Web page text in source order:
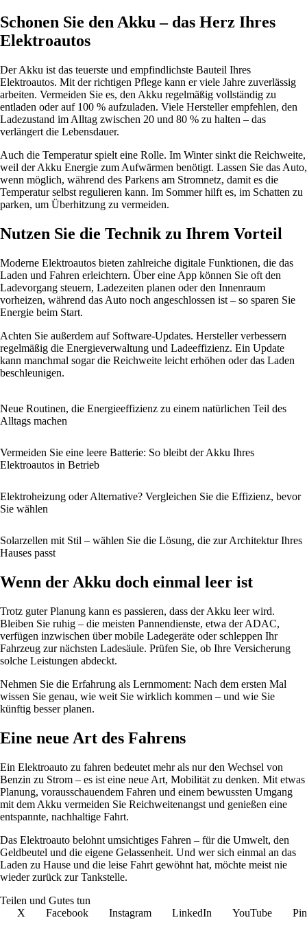
Schonen Sie den Akku – das Herz Ihres
Elektroautos
Der Akku ist das teuerste und empfindlichste Bauteil Ihres
Elektroautos. Mit der richtigen Pflege kann er viele Jahre zuverlässig
arbeiten. Vermeiden Sie es, den Akku regelmäßig vollständig zu
entladen oder auf 100 % aufzuladen. Viele Hersteller empfehlen, den
Ladezustand im Alltag zwischen 20 und 80 % zu halten – das
verlängert die Lebensdauer.
Auch die Temperatur spielt eine Rolle. Im Winter sinkt die Reichweite,
weil der Akku Energie zum Aufwärmen benötigt. Lassen Sie das Auto,
wenn möglich, während des Parkens am Stromnetz, damit es die
Temperatur selbst regulieren kann. Im Sommer hilft es, im Schatten zu
parken, um Überhitzung zu vermeiden.
Nutzen Sie die Technik zu Ihrem Vorteil
Moderne Elektroautos bieten zahlreiche digitale Funktionen, die das
Laden und Fahren erleichtern. Über eine App können Sie oft den
Ladevorgang steuern, Ladezeiten planen oder den Innenraum
vorheizen, während das Auto noch angeschlossen ist – so sparen Sie
Energie beim Start.
Achten Sie außerdem auf Software-Updates. Hersteller verbessern
regelmäßig die Energieverwaltung und Ladeeffizienz. Ein Update
kann manchmal sogar die Reichweite leicht erhöhen oder das Laden
beschleunigen.
Neue Routinen, die Energieeffizienz zu einem natürlichen Teil des
Alltags machen
Vermeiden Sie eine leere Batterie: So bleibt der Akku Ihres
Elektroautos in Betrieb
Elektroheizung oder Alternative? Vergleichen Sie die Effizienz, bevor
Sie wählen
Solarzellen mit Stil – wählen Sie die Lösung, die zur Architektur Ihres
Hauses passt
Wenn der Akku doch einmal leer ist
Trotz guter Planung kann es passieren, dass der Akku leer wird.
Bleiben Sie ruhig – die meisten Pannendienste, etwa der ADAC,
verfügen inzwischen über mobile Ladegeräte oder schleppen Ihr
Fahrzeug zur nächsten Ladesäule. Prüfen Sie, ob Ihre Versicherung
solche Leistungen abdeckt.
Nehmen Sie die Erfahrung als Lernmoment: Nach dem ersten Mal
wissen Sie genau, wie weit Sie wirklich kommen – und wie Sie
künftig besser planen.
Eine neue Art des Fahrens
Ein Elektroauto zu fahren bedeutet mehr als nur den Wechsel von
Benzin zu Strom – es ist eine neue Art, Mobilität zu denken. Mit etwas
Planung, vorausschauendem Fahren und einem bewussten Umgang
mit dem Akku vermeiden Sie Reichweitenangst und genießen eine
entspannte, nachhaltige Fahrt.
Das Elektroauto belohnt umsichtiges Fahren – für die Umwelt, den
Geldbeutel und die eigene Gelassenheit. Und wer sich einmal an das
Laden zu Hause und die leise Fahrt gewöhnt hat, möchte meist nie
wieder zurück zur Tankstelle.
Teilen und Gutes tun
X
Facebook Instagram LinkedIn YouTube